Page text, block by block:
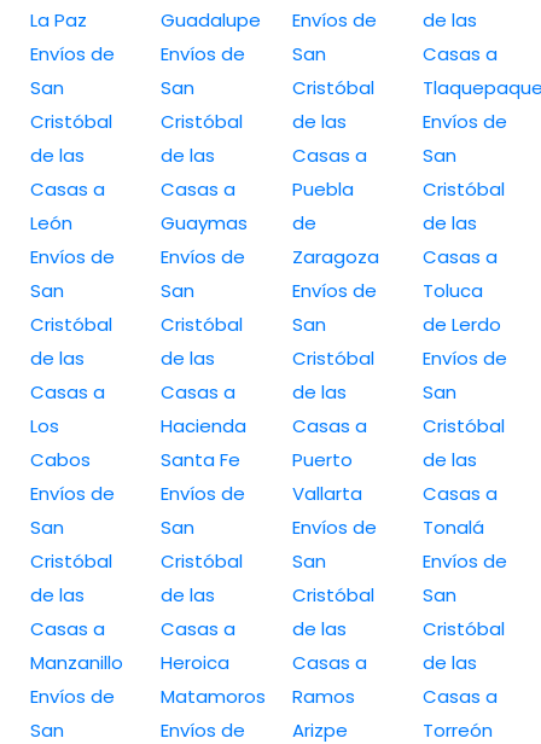
La Paz
Envíos de
San
Cristóbal
de las
Casas a
León
Envíos de
San
Cristóbal
de las
Casas a
Los
Cabos
Envíos de
San
Cristóbal
de las
Casas a
Manzanillo
Envíos de
San
Guadalupe
Envíos de
San
Cristóbal
de las
Casas a
Guaymas
Envíos de
San
Cristóbal
de las
Casas a
Hacienda
Santa Fe
Envíos de
San
Cristóbal
de las
Casas a
Heroica
Matamoros
Envíos de
Envíos de
San
Cristóbal
de las
Casas a
Puebla
de
Zaragoza
Envíos de
San
Cristóbal
de las
Casas a
Puerto
Vallarta
Envíos de
San
Cristóbal
de las
Casas a
Ramos
Arizpe
de las
Casas a
Envíos de
San
Cristóbal
de las
Casas a
Toluca
de Lerdo
Envíos de
San
Cristóbal
de las
Casas a
Tonalá
Envíos de
San
Cristóbal
de las
Casas a
Torreón